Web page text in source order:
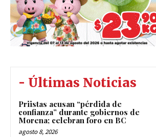
- Últimas Noticias
Priistas acusan “pérdida de
confianza” durante gobiernos de
Morena; celebran foro en BC
agosto 8, 2026